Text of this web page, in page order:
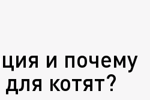
и почему
котят?